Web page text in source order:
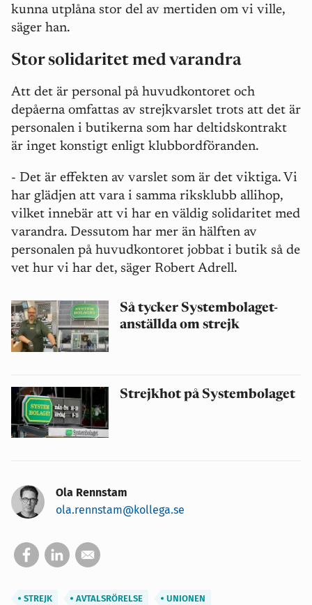
kunna utplåna stor del av mertiden om vi ville,
säger han.
Stor solidaritet med varandra
Att det är personal på huvudkontoret och
depåerna omfattas av strejkvarslet trots att det är
personalen i butikerna som har deltidskontrakt
är inget konstigt enligt klubbordföranden.
- Det är effekten av varslet som är det viktiga. Vi
har glädjen att vara i samma riksklubb allihop,
vilket innebär att vi har en väldig solidaritet med
varandra. Dessutom har mer än hälften av
personalen på huvudkontoret jobbat i butik så de
vet hur vi har det, säger Robert Adrell.
Så tycker Systembolaget-
anställda om strejk
Strejkhot på Systembolaget
Ola Rennstam
ola.rennstam@kollega.se
STREJK AVTALSRÖRELSE UNIONEN